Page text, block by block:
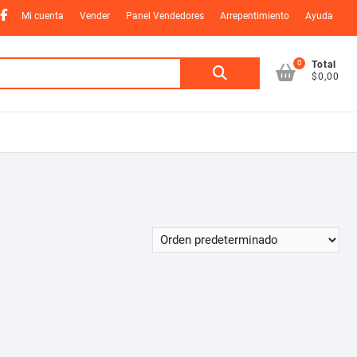
Facebook
Mi cuenta Vender Panel Vendedores Arrepentimiento Ayuda
Buscar
0
Total
$0,00